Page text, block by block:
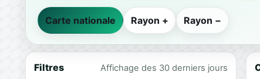
Carte nationale Rayon + Rayon −
Filtres Affichage des 30 derniers jours